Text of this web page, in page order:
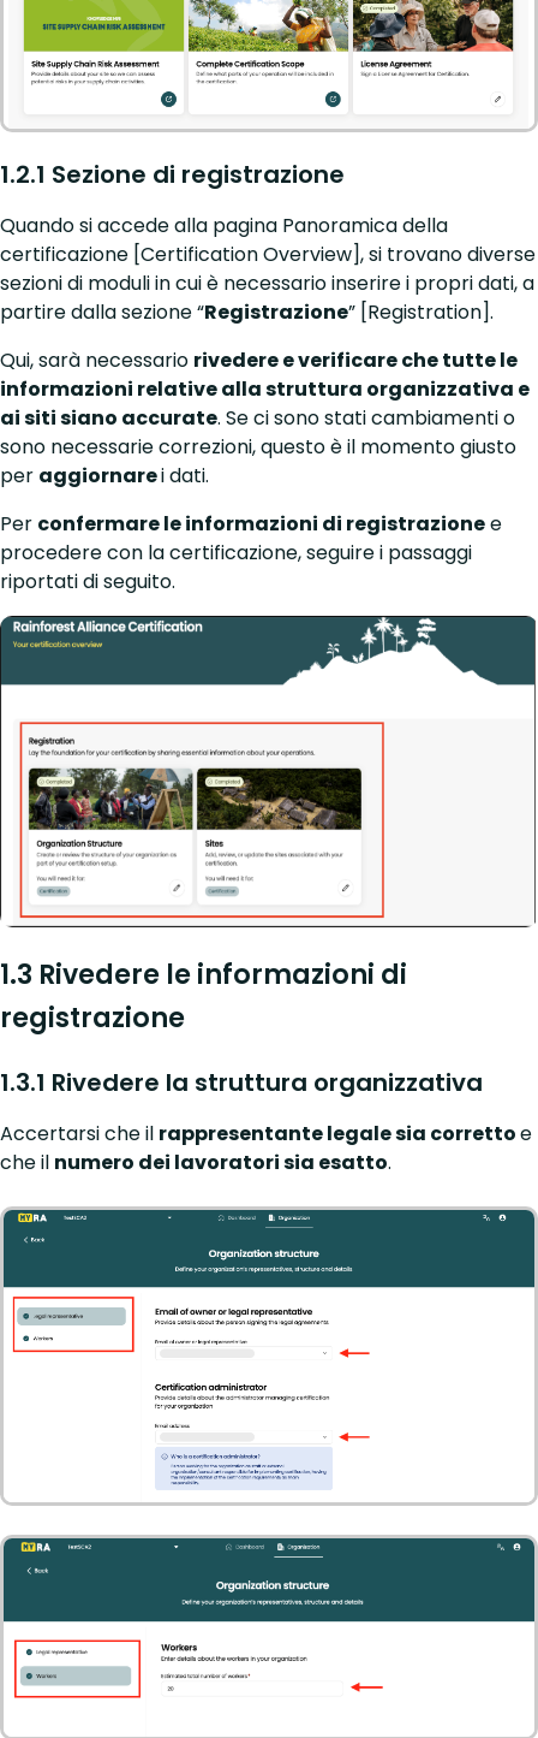
1.2.1 Sezione di registrazione
Quando si accede alla pagina Panoramica della
certificazione [Certification Overview], si trovano diverse
sezioni di moduli in cui è necessario inserire i propri dati, a
partire dalla sezione “Registrazione” [Registration].
Qui, sarà necessario rivedere e verificare che tutte le
informazioni relative alla struttura organizzativa e
ai siti siano accurate. Se ci sono stati cambiamenti o
sono necessarie correzioni, questo è il momento giusto
per aggiornarei dati.
Per confermare le informazioni di registrazionee
procedere con la certificazione, seguire i passaggi
riportati di seguito.
1.3 Rivedere le informazioni di
registrazione
1.3.1 Rivedere la struttura organizzativa
Accertarsi che il rappresentante legale sia correttoe
che il numero dei lavoratori sia esatto.